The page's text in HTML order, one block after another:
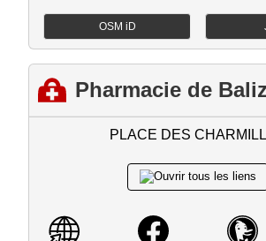
OSM iD
Pharmacie de
PLACE DES